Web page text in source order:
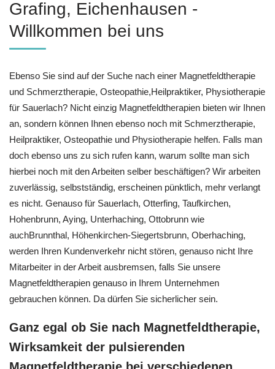
Grafing, Eichenhausen -
Willkommen bei uns
Ebenso Sie sind auf der Suche nach einer Magnetfeldtherapie
und Schmerztherapie, Osteopathie,Heilpraktiker, Physiotherapie
für Sauerlach? Nicht einzig Magnetfeldtherapien bieten wir Ihnen
an, sondern können Ihnen ebenso noch mit Schmerztherapie,
Heilpraktiker, Osteopathie und Physiotherapie helfen. Falls man
doch ebenso uns zu sich rufen kann, warum sollte man sich
hierbei noch mit den Arbeiten selber beschäftigen? Wir arbeiten
zuverlässig, selbstständig, erscheinen pünktlich, mehr verlangt
es nicht. Genauso für Sauerlach, Otterfing, Taufkirchen,
Hohenbrunn, Aying, Unterhaching, Ottobrunn wie
auchBrunnthal, Höhenkirchen-Siegertsbrunn, Oberhaching,
werden Ihren Kundenverkehr nicht stören, genauso nicht Ihre
Mitarbeiter in der Arbeit ausbremsen, falls Sie unsere
Magnetfeldtherapien genauso in Ihrem Unternehmen
gebrauchen können. Da dürfen Sie sicherlicher sein.
Ganz egal ob Sie nach Magnetfeldtherapie,
Wirksamkeit der pulsierenden
Magnetfeldtherapie bei verschiedenen